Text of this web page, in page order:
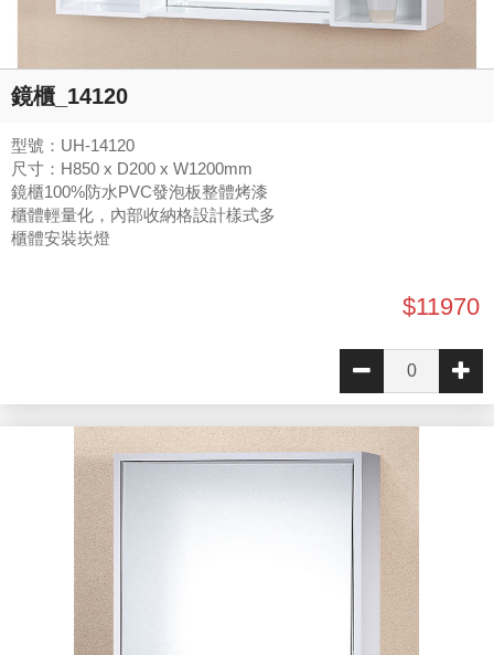
鏡櫃_14120
型號：UH-14120
尺寸：H850 x D200 x W1200mm
鏡櫃100%防水PVC發泡板整體烤漆
櫃體輕量化，內部收納格設計樣式多
櫃體安裝崁燈
$11970